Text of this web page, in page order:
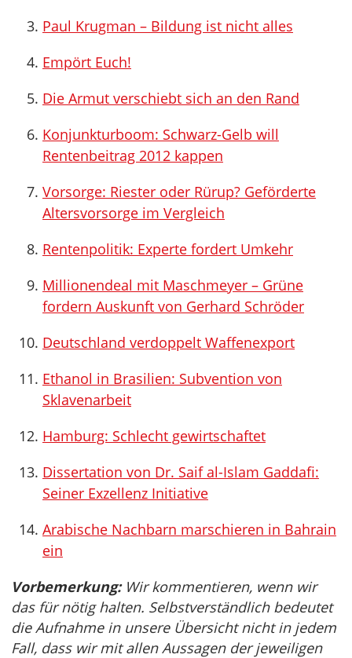
Paul Krugman – Bildung ist nicht alles
Empört Euch!
Die Armut verschiebt sich an den Rand
Konjunkturboom: Schwarz-Gelb will
Rentenbeitrag 2012 kappen
Vorsorge: Riester oder Rürup? Geförderte
Altersvorsorge im Vergleich
Rentenpolitik: Experte fordert Umkehr
Millionendeal mit Maschmeyer – Grüne
fordern Auskunft von Gerhard Schröder
Deutschland verdoppelt Waffenexport
Ethanol in Brasilien: Subvention von
Sklavenarbeit
Hamburg: Schlecht gewirtschaftet
Dissertation von Dr. Saif al-Islam Gaddafi:
Seiner Exzellenz Initiative
Arabische Nachbarn marschieren in Bahrain
ein
Vorbemerkung:Wir kommentieren, wenn wir
das für nötig halten. Selbstverständlich bedeutet
die Aufnahme in unsere Übersicht nicht in jedem
Fall, dass wir mit allen Aussagen der jeweiligen